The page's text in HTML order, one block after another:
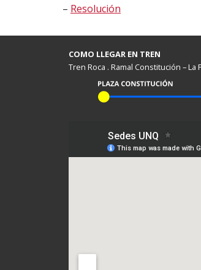
– Resolución
COMO LLEGAR EN TREN
Tren Roca . Ramal Constitución – La